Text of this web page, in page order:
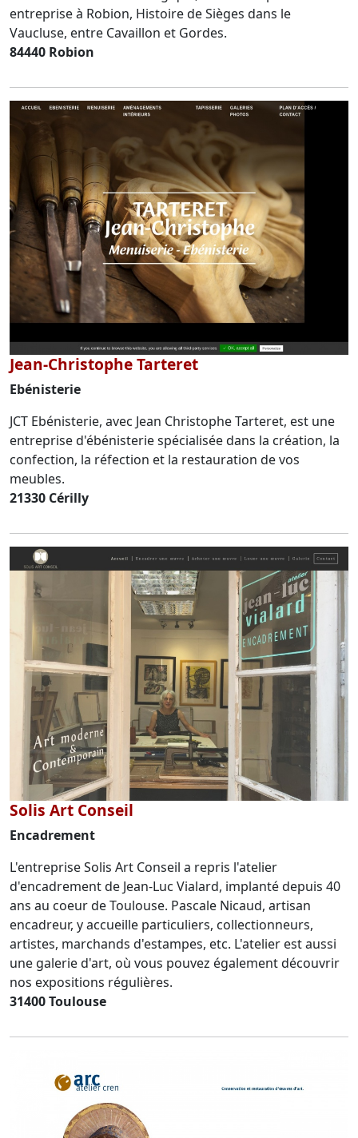
entreprise à Robion, Histoire de Sièges dans le
Vaucluse, entre Cavaillon et Gordes.
84440 Robion
Jean-Christophe Tarteret
Ebénisterie
JCT Ebénisterie, avec Jean Christophe Tarteret, est une
entreprise d'ébénisterie spécialisée dans la création, la
confection, la réfection et la restauration de vos
meubles.
21330 Cérilly
Solis Art Conseil
Encadrement
L'entreprise Solis Art Conseil a repris l'atelier
d'encadrement de Jean-Luc Vialard, implanté depuis 40
ans au coeur de Toulouse. Pascale Nicaud, artisan
encadreur, y accueille particuliers, collectionneurs,
artistes, marchands d'estampes, etc. L'atelier est aussi
une galerie d'art, où vous pouvez également découvrir
nos expositions régulières.
31400 Toulouse